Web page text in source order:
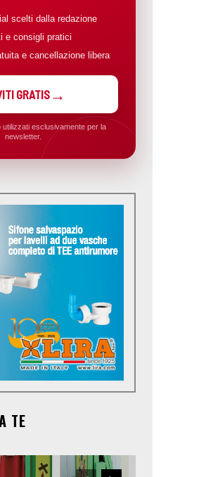
scelti dalla redazione
e consigli pratici
e cancellazione libera
GRATIS
utilizzati esclusivamente per la
newsletter.
TE